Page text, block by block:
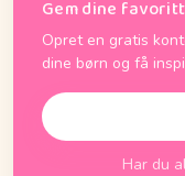
Gem dine
Opret en gratis
dine børn og få
Har du